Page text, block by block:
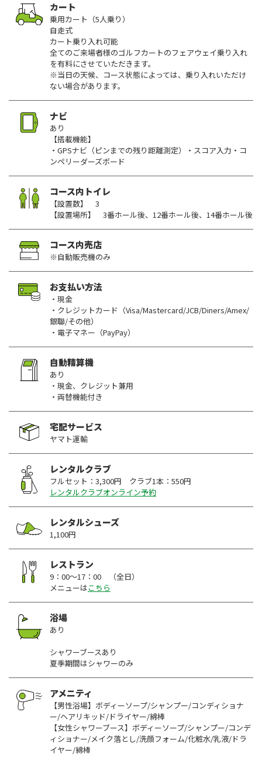
カート
乗用カート（5人乗り）
自走式
カート乗り入れ可能
全てのご来場者様のゴルフカートのフェアウェイ乗り入れ
を有料にさせていただきます。
※当日の天候、コース状態によっては、乗り入れいただけ
ない場合があります。
ナビ
あり
【搭載機能】
・GPSナビ（ピンまでの残り距離測定）・スコア入力・コ
ンペリーダーズボード
コース内トイレ
【設置数】 3
【設置場所】 3番ホール後、12番ホール後、14番ホール後
コース内売店
※自動販売機のみ
お支払い方法
・現金
・クレジットカード（Visa/Mastercard/JCB/Diners/Amex/
銀聯/その他）
・電子マネー（PayPay）
自動精算機
あり
・現金、クレジット兼用
・両替機能付き
宅配サービス
ヤマト運輸
レンタルクラブ
フルセット：3,300円 クラブ1本：550円
レンタルクラブオンライン予約
レンタルシューズ
1,100円
レストラン
9：00～17：00 （全日）
メニューはこちら
浴場
あり
シャワーブースあり
夏季期間はシャワーのみ
アメニティ
【男性浴場】ボディーソープ/シャンプー/コンディショナ
ー/ヘアリキッド/ドライヤー/綿棒
【女性シャワーブース】ボディーソープ/シャンプー/コンデ
ィショナー/メイク落とし/洗顔フォーム/化粧水/乳液/ドラ
イヤー/綿棒